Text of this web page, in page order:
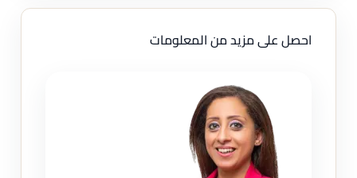
احصل على مزيد من المعلومات